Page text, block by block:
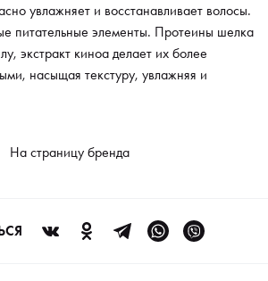
увлажняет и восстанавливает волосы.
питательные элементы. Протеины шелка
экстракт киноа делает их более
насыщая текстуру, увлажняя и
Масло маракуйи восстанавливает
парабены.
На страницу бренда